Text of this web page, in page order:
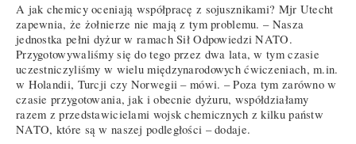
A jak chemicy oceniają współpracę z sojusznikami? Mjr Utecht
zapewnia, że żołnierze nie mają z tym problemu. – Nasza
jednostka pełni dyżur w ramach Sił Odpowiedzi NATO.
Przygotowywaliśmy się do tego przez dwa lata, w tym czasie
uczestniczyliśmy w wielu międzynarodowych ćwiczeniach, m.in.
w Holandii, Turcji czy Norwegii – mówi. – Poza tym zarówno w
czasie przygotowania, jak i obecnie dyżuru, współdziałamy
razem z przedstawicielami wojsk chemicznych z kilku państw
NATO, które są w naszej podległości – dodaje.